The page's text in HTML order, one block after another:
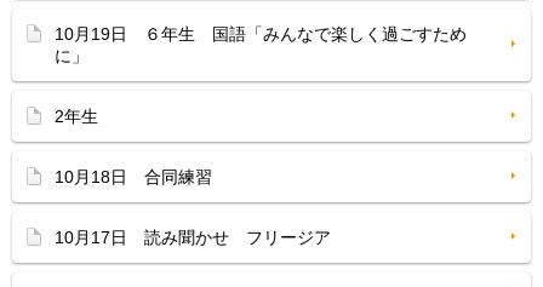
10月19日 ６年生 国語「みんなで楽しく過ごすため
に」
2年生
10月18日 合同練習
10月17日 読み聞かせ フリージア